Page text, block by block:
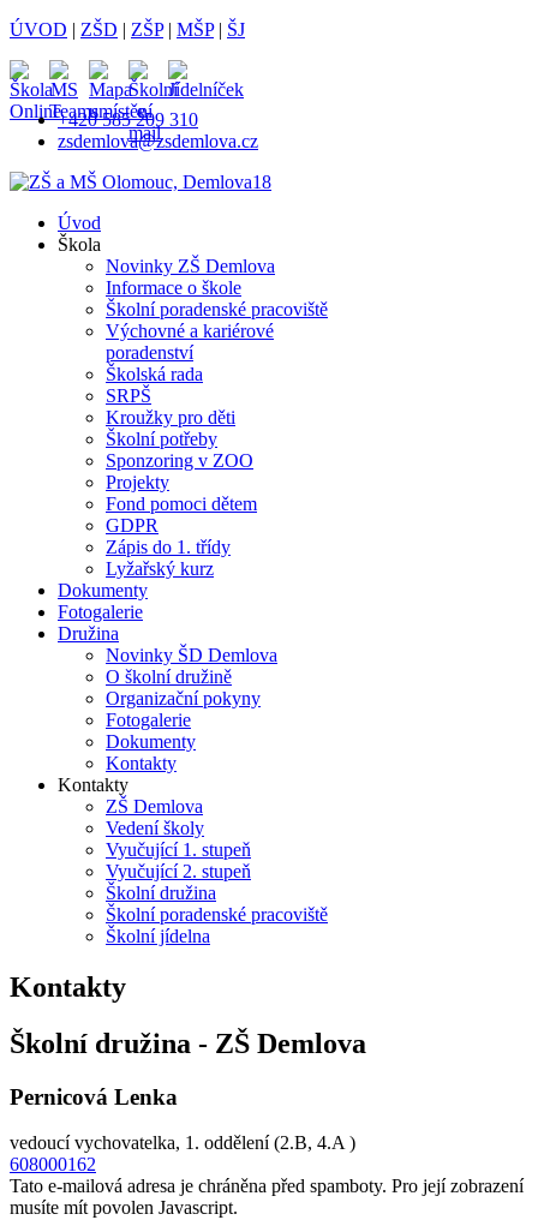
ÚVOD | ZŠD | ZŠP| MŠP| ŠJ
+420 585 209 310
zsdemlova@zsdemlova.cz
Úvod
Škola
Novinky ZŠ Demlova
Informace o škole
Školní poradenské pracoviště
Výchovné a kariérové
poradenství
Školská rada
SRPŠ
Kroužky pro děti
Školní potřeby
Sponzoring v ZOO
Projekty
Fond pomoci dětem
GDPR
Zápis do 1. třídy
Lyžařský kurz
Dokumenty
Fotogalerie
Družina
Novinky ŠD Demlova
O školní družině
Organizační pokyny
Fotogalerie
Dokumenty
Kontakty
Kontakty
ZŠ Demlova
Vedení školy
Vyučující 1. stupeň
Vyučující 2. stupeň
Školní družina
Školní poradenské pracoviště
Školní jídelna
Kontakty
Školní družina - ZŠ Demlova
Pernicová Lenka
vedoucí vychovatelka, 1. oddělení (2.B, 4.A )
608000162
Tato e-mailová adresa je chráněna před spamboty. Pro její zobrazení
musíte mít povolen Javascript.